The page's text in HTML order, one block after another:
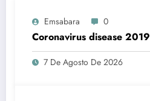
Emsabara 0
Coronavirus disease 2019
7 De Agosto De 2026